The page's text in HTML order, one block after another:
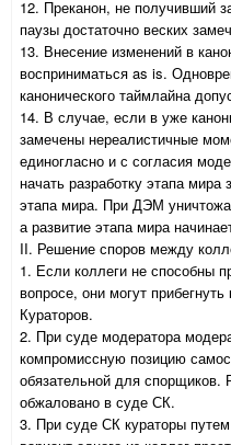
12. Преканон, не получивший
паузы достаточно веских
13. Внесение изменений в
восприниматься as is.
канонического таймлайна
14. В случае, если в уже
замечены нереалистичные
единогласно и с согласия
начать разработку этапа
этапа мира. При ДЭМ
а развитие этапа мира
II. Решение споров между
1. Если коллеги не способны
вопросе, они могут
Кураторов.
2. При суде модератора
компромиссную позицию
обязательной для
обжаловано в суде СК.
3. При суде СК кураторы